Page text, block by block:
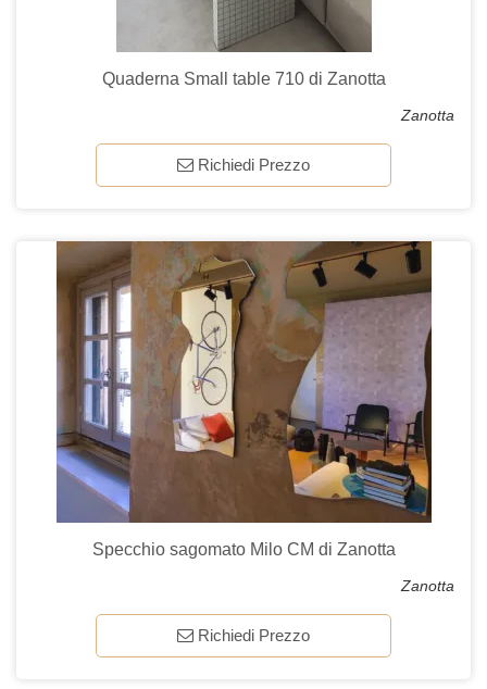
Quaderna Small table 710 di Zanotta
Zanotta
Richiedi Prezzo
Specchio sagomato Milo CM di Zanotta
Zanotta
Richiedi Prezzo